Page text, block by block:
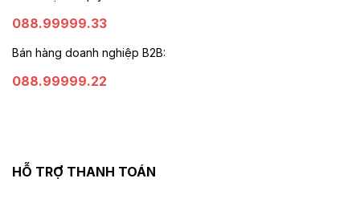
088.99999.33
Bán hàng doanh nghiệp B2B:
088.99999.22
HỖ TRỢ THANH TOÁN